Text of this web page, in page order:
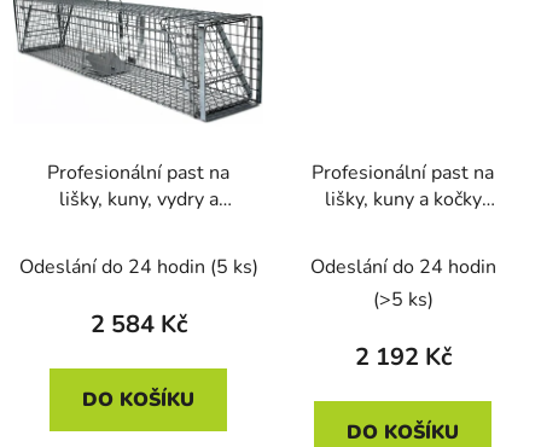
Profesionální past na
lišky, kuny, vydry a
H150x34x34V2
Odeslání do 24 hodin (5 ks)
2 584 Kč
DO KOŠÍKU
Profesionální past na
lišky, kuny a kočky
ST105x34x42
Odeslání do 24 hodin
(>5 ks)
2 192 Kč
DO KOŠÍKU